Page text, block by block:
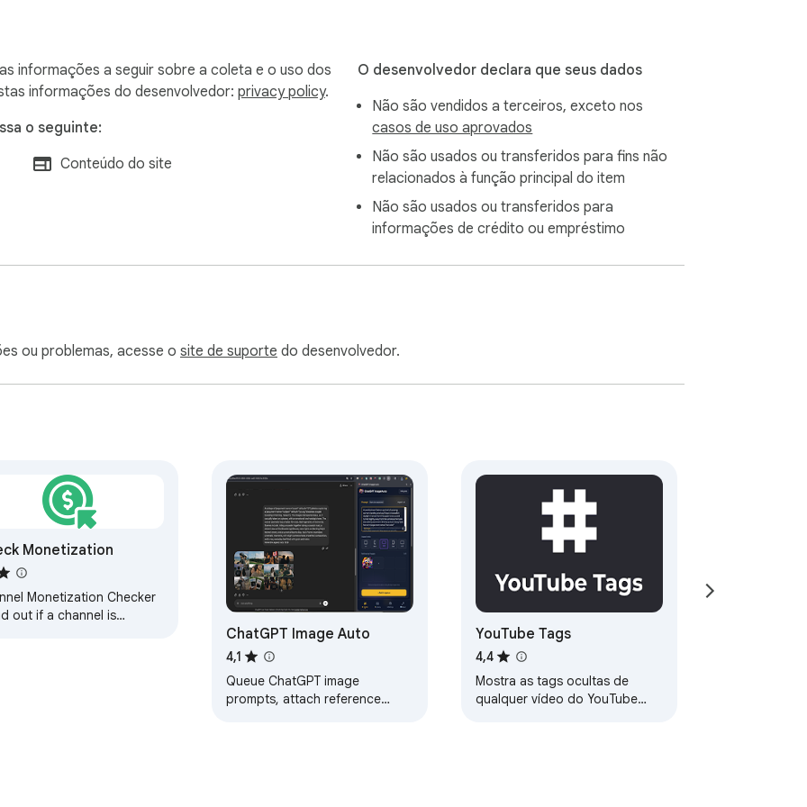
em YouTube SEO e profissionais de marketing digital.
OAuth para identificar o usuário.
fornecer funcionalidades da extensão, incluindo análise de SEO, métricas e recursos de Inteligência
para publicidade.
Inteligência Artificial usando o TubeX.
informações a seguir sobre a coleta e o uso dos
informações do desenvolvedor: privacy policy.
o seguinte:
Conteúdo do site
O desenvolvedor declara que seus dados
Não são vendidos a terceiros, exceto nos
casos de uso aprovados
Não são usados ou transferidos para fins não
relacionados à função principal do item
Não são usados ou transferidos para
informações de crédito ou empréstimo
ou problemas, acesse o site de suporte do desenvolvedor.
Monetization
Monetization Checker
out if a channel is
ChatGPT Image Auto
4,1
Queue ChatGPT image
prompts, attach reference
YouTube Tags
4,4
Mostra as tags ocultas de
qualquer vídeo do YouTube